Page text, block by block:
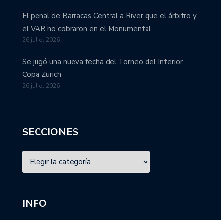
El penal de Barracas Central a River que el árbitro y
el VAR no cobraron en el Monumental
26 julio, 2026
Se jugó una nueva fecha del Torneo del Interior
Copa Zurich
26 julio, 2026
SECCIONES
INFO